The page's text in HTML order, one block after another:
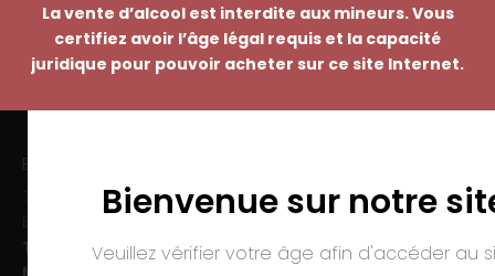
La vente d’alcool est interdite aux mineurs. Vous
certifiez avoir l’âge légal requis et la capacité
juridique pour pouvoir acheter sur ce site Internet.
Bienvenue sur notre
Veuillez vérifier votre âge afin d'accéder au
EMMANUEL NASTI
7 avenue Pierre Pflimlin – ZAC Espale
Tél. :
03 89 46 50 35